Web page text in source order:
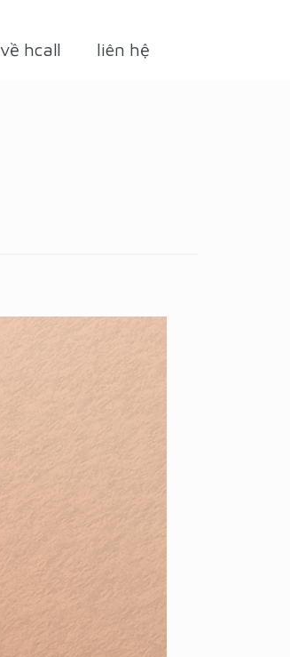
về hcall liên hệ